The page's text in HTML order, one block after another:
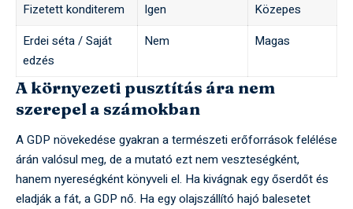
Fizetett konditerem
Igen
Közepes
Erdei séta / Saját
edzés
Nem Magas
A környezeti pusztítás ára nem
szerepel a számokban
A GDP növekedése gyakran a természeti erőforrások felélése
árán valósul meg, de a mutató ezt nem veszteségként,
hanem nyereségként könyveli el. Ha kivágnak egy őserdőt és
eladják a fát, a GDP nő. Ha egy olajszállító hajó balesetet